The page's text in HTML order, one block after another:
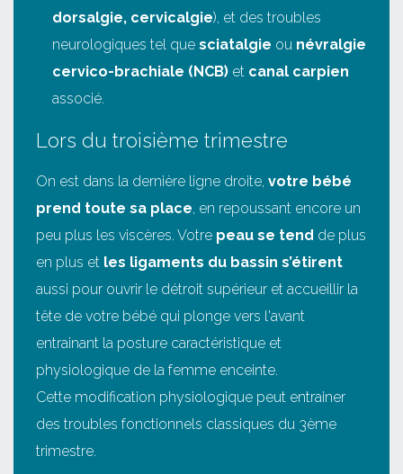
dorsalgie, cervicalgie), et des troubles
neurologiques tel quesciatalgie ou névralgie
cervico-brachiale (NCB) et canal carpien
associé.
Lors du troisième trimestre
On est dans la dernière ligne droite, votre bébé
prend toute sa place, en repoussant encore un
peu plus les viscères. Votre peau se tend de plus
en plus et les ligaments du bassin s’étirent
aussi pour ouvrir le détroit supérieur et accueillir la
tête de votre bébé qui plonge vers l'avant
entrainant la posture caractéristique et
physiologique de la femme enceinte.
Cette modification physiologique peut entrainer
des troubles fonctionnels classiques du 3ème
trimestre.